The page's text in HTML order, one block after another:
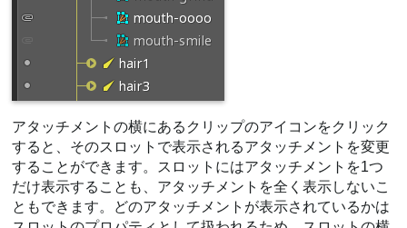
アタッチメントの横にあるクリップのアイコンをクリック
すると、そのスロットで表示されるアタッチメントを変更
することができます。スロットにはアタッチメントを1つ
だけ表示することも、アタッチメントを全く表示しないこ
ともできます。どのアタッチメントが表示されているかは